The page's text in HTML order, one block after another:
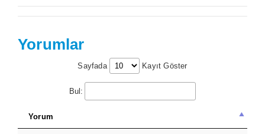
Yorumlar
Sayfada Kayıt Göster
Bul:
Yorum